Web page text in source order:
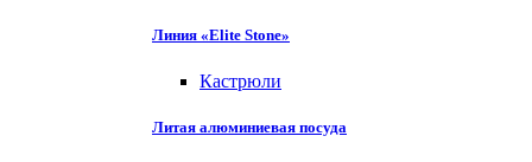
Линия «Elite Stone»
Кастрюли
Литая алюминиевая посуда